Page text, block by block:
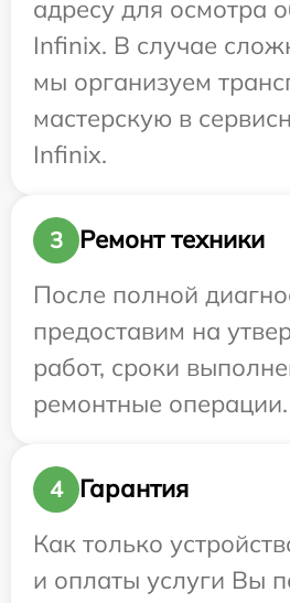
адресу для осмотра
Infinix. В случае
мы организуем
мастерскую в
Infinix.
3
Ремонт техники
После полной
предоставим на
работ, сроки
ремонтные операции.
4
Гарантия
Как только
и оплаты услуги Вы